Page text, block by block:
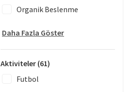
Organik Beslenme
Daha Fazla Göster
Aktiviteler (61)
Futbol